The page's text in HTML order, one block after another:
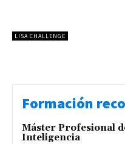
LISA CHALLENGE
Formación
Máster Profesional
Inteligencia